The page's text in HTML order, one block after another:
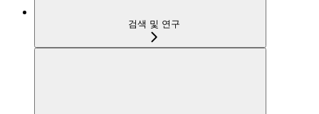
검색 및 연구